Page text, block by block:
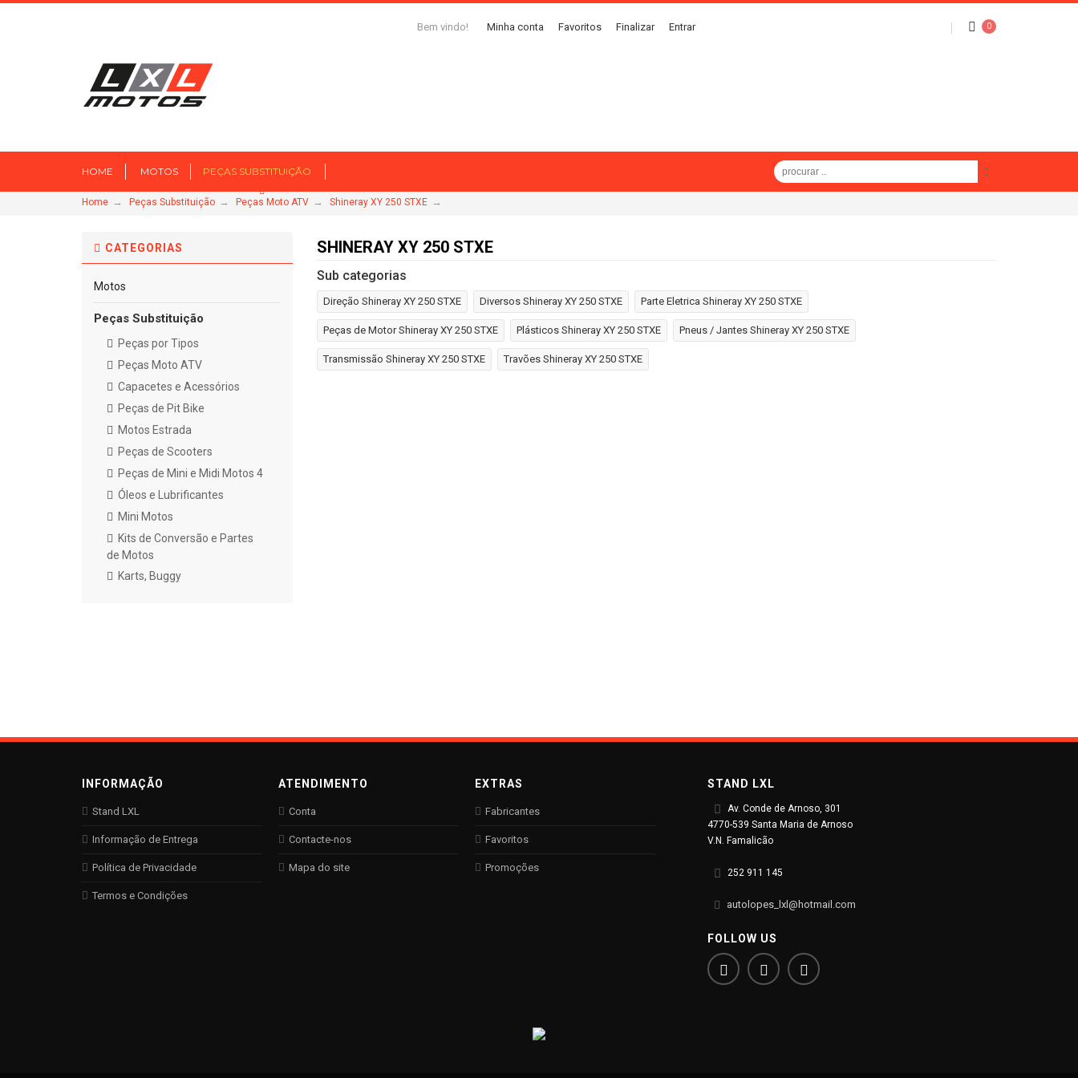
Bem vindo! Minha conta Favoritos Finalizar Entrar 0
HOME MOTOS PEÇAS SUBSTITUIÇÃO
Home → Peças Substituição → Peças Moto ATV → Shineray XY 250 STXE →
CATEGORIAS
Motos
Peças Substituição
Peças por Tipos
Peças Moto ATV
Capacetes e Acessórios
Peças de Pit Bike
Motos Estrada
Peças de Scooters
Peças de Mini e Midi Motos 4
Óleos e Lubrificantes
Mini Motos
Kits de Conversão e Partes
de Motos
Karts, Buggy
SHINERAY XY 250 STXE
Sub categorias
Direção Shineray XY 250 STXE Diversos Shineray XY 250 STXE Parte Eletrica Shineray XY 250 STXE
Peças de Motor Shineray XY 250 STXE Plásticos Shineray XY 250 STXE Pneus / Jantes Shineray XY 250 STXE
Transmissão Shineray XY 250 STXE Travões Shineray XY 250 STXE
INFORMAÇÃO
Stand LXL
Informação de Entrega
Política de Privacidade
Termos e Condições
ATENDIMENTO
Conta
Contacte-nos
Mapa do site
EXTRAS
Fabricantes
Favoritos
Promoções
STAND LXL
Av. Conde de Arnoso, 301
4770-539 Santa Maria de Arnoso
V.N. Famalicão
252 911 145
autolopes_lxl@hotmail.com
FOLLOW US